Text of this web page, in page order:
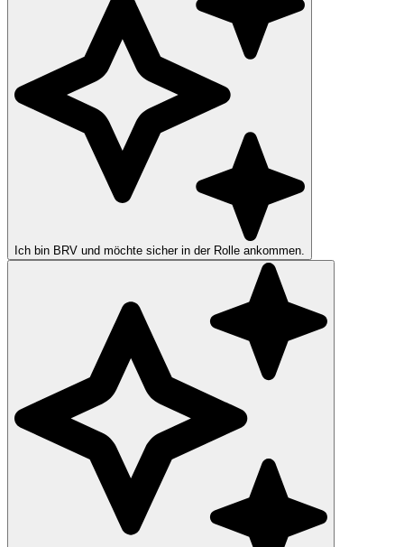
Ich bin BRV und möchte sicher in der Rolle ankommen.